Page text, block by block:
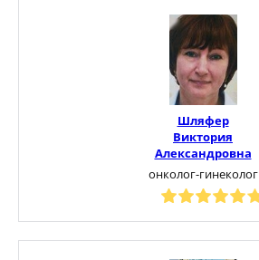
Шляфер
Виктория
Александровна
онколог-гинеколог